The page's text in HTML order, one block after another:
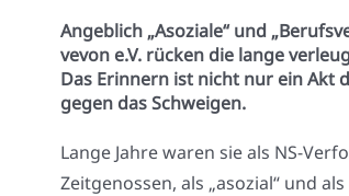
Angeblich „Asoziale“ und
vevon e.V. rücken die lange
Das Erinnern ist nicht nur ein Akt
gegen das Schweigen.
Lan­ge Jah­re waren sie als NS-
Zeit­ge­nos­sen, als „aso­zi­al“ und